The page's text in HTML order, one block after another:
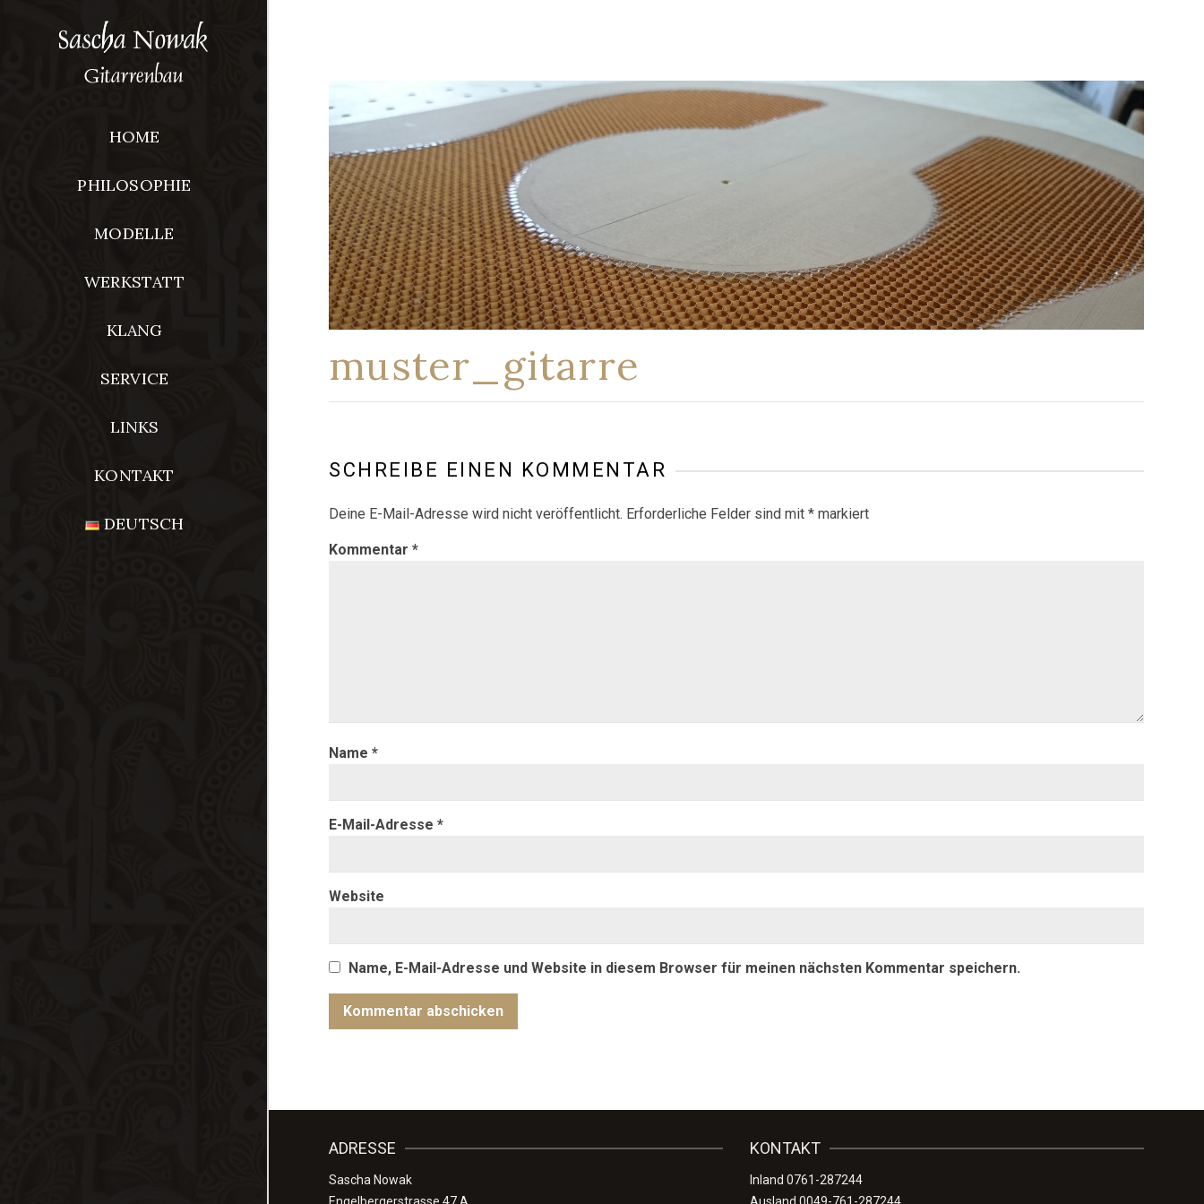
HOME
PHILOSOPHIE
MODELLE
WERKSTATT
KLANG
SERVICE
LINKS
KONTAKT
DEUTSCH
muster_gitarre
SCHREIBE EINEN KOMMENTAR
Deine E-Mail-Adresse wird nicht veröffentlicht. Erforderliche Felder sind mit* markiert
Kommentar*
Name*
E-Mail-Adresse*
Website
Name, E-Mail-Adresse und Website in diesem Browser für meinen nächsten Kommentar speichern.
ADRESSE
Sascha Nowak
KONTAKT
Inland 0761-287244